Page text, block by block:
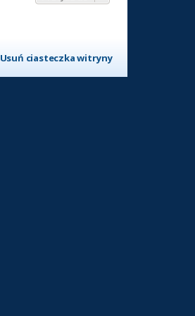
Usuń ciasteczka witryny